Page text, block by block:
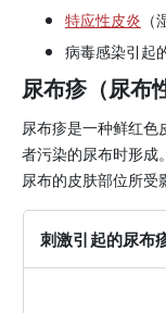
特应性皮炎 （
病毒感染引起
尿布疹（尿布
尿布疹是一种鲜红色
者污染的尿布时形成
尿布的皮肤部位所受
刺激引起的尿布